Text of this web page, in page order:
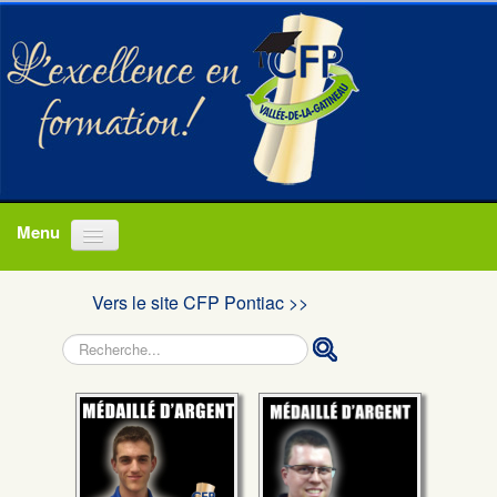
Programmes
Actualités
Nous joindre
Vers le site CFP Pontiac >>
Rechercher